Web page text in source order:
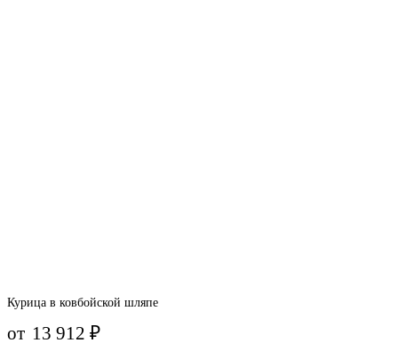
Курица в ковбойской шляпе
от 13 912₽